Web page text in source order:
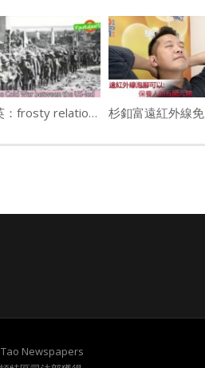
又中又英：frosty relations
Newspapers